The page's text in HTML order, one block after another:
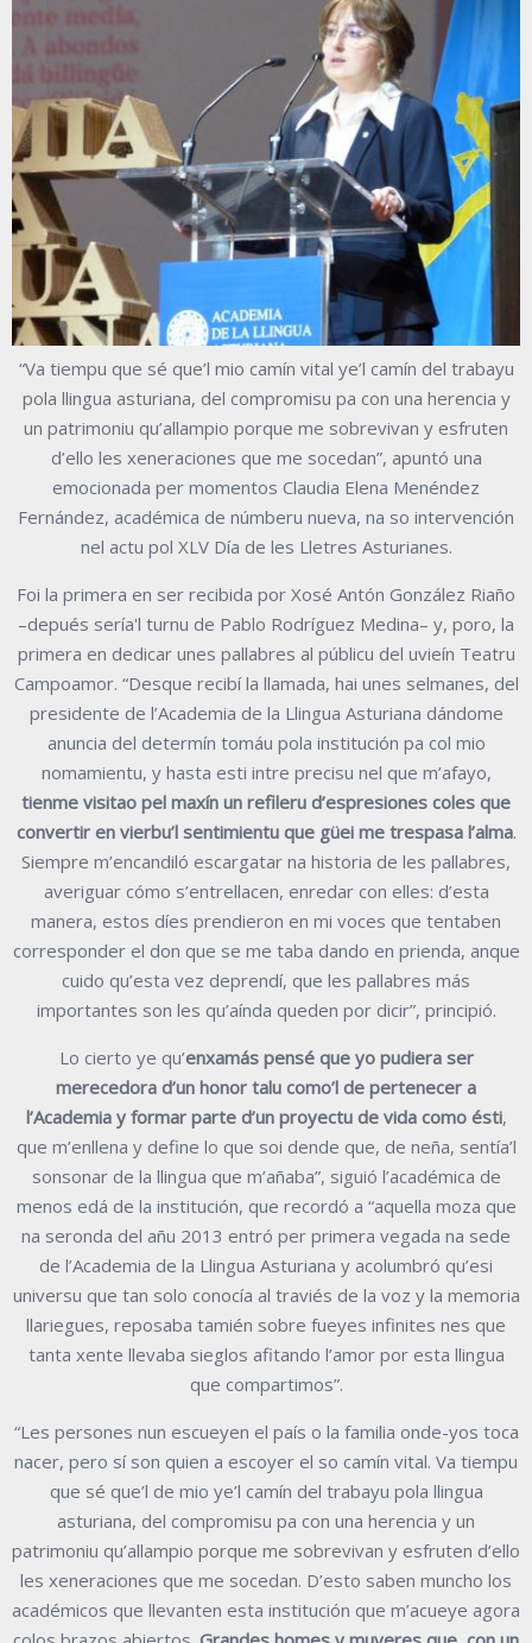
“Va tiempu que sé que’l mio camín vital ye’l camín del trabayu
pola llingua asturiana, del compromisu pa con una herencia y
un patrimoniu qu’allampio porque me sobrevivan y esfruten
d’ello les xeneraciones que me socedan”, apuntó una
emocionada per momentos Claudia Elena Menéndez
Fernández, académica de númberu nueva, na so intervención
nel actu pol XLV Día de les Lletres Asturianes.
Foi la primera en ser recibida por Xosé Antón González Riaño
–depués sería'l turnu de Pablo Rodríguez Medina– y, poro, la
primera en dedicar unes pallabres al públicu del uvieín Teatru
Campoamor. “Desque recibí la llamada, hai unes selmanes, del
presidente de l’Academia de la Llingua Asturiana dándome
anuncia del determín tomáu pola institución pa col mio
nomamientu, y hasta esti intre precisu nel que m’afayo,
tienme visitao pel maxín un refileru d’espresiones coles que
convertir en vierbu’l sentimientu que güei me trespasa l’alma.
Siempre m’encandiló escargatar na historia de les pallabres,
averiguar cómo s’entrellacen, enredar con elles: d’esta
manera, estos díes prendieron en mi voces que tentaben
corresponder el don que se me taba dando en prienda, anque
cuido qu’esta vez deprendí, que les pallabres más
importantes son les qu’aínda queden por dicir”, principió.
Lo cierto ye qu’enxamás pensé que yo pudiera ser
merecedora d’un honor talu como’l de pertenecer a
l’Academia y formar parte d’un proyectu de vida como ésti,
que m’enllena y define lo que soi dende que, de neña, sentía’l
sonsonar de la llingua que m’añaba”, siguió l’académica de
menos edá de la institución, que recordó a “aquella moza que
na seronda del añu 2013 entró per primera vegada na sede
de l’Academia de la Llingua Asturiana y acolumbró qu’esi
universu que tan solo conocía al traviés de la voz y la memoria
llariegues, reposaba tamién sobre fueyes infinites nes que
tanta xente llevaba sieglos afitando l’amor por esta llingua
que compartimos”.
“Les persones nun escueyen el país o la familia onde-yos toca
nacer, pero sí son quien a escoyer el so camín vital. Va tiempu
que sé que’l de mio ye’l camín del trabayu pola llingua
asturiana, del compromisu pa con una herencia y un
patrimoniu qu’allampio porque me sobrevivan y esfruten d’ello
les xeneraciones que me socedan. D’esto saben muncho los
académicos que llevanten esta institución que m’acueye agora